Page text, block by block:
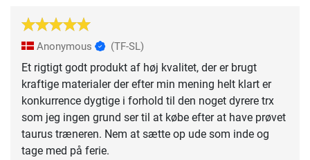
Anonymous (TF-SL)
Et rigtigt godt produkt af høj kvalitet, der er brugt
kraftige materialer der efter min mening helt klart er
konkurrence dygtige i forhold til den noget dyrere trx
som jeg ingen grund ser til at købe efter at have prøvet
taurus træneren. Nem at sætte op ude som inde og
tage med på ferie.